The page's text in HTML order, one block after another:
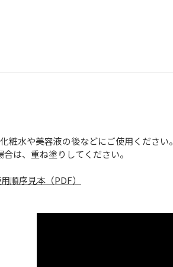
粧水や美容液の後などにご使用ください。
は、重ね塗りしてください。
順序見本（PDF）